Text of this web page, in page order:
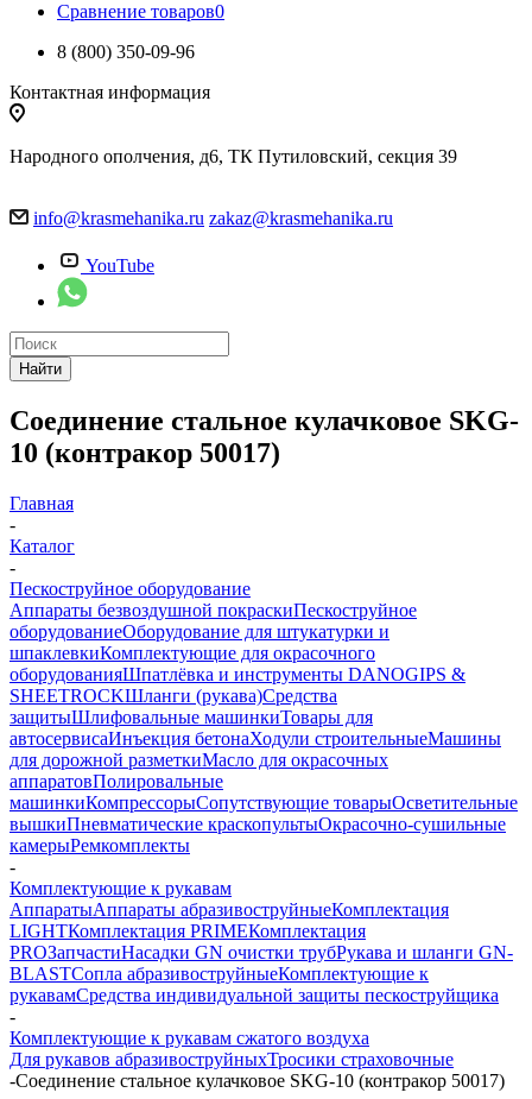
Сравнение товаров0
8 (800) 350-09-96
Контактная информация
Народного ополчения, д6, ТК Путиловский, секция 39
info@krasmehanika.ru zakaz@krasmehanika.ru
YouTube
Найти
Соединение стальное кулачковое SKG-
10 (контракор 50017)
Главная
-
Каталог
-
Пескоструйное оборудование
Аппараты безвоздушной покраскиПескоструйное
оборудованиеОборудование для штукатурки и
шпаклевкиКомплектующие для окрасочного
оборудованияШпатлёвка и инструменты DANOGIPS &
SHEETROCKШланги (рукава)Средства
защитыШлифовальные машинкиТовары для
автосервисаИнъекция бетонаХодули строительныеМашины
для дорожной разметкиМасло для окрасочных
аппаратовПолировальные
машинкиКомпрессорыСопутствующие товарыОсветительные
вышкиПневматические краскопультыОкрасочно-сушильные
камерыРемкомплекты
-
Комплектующие к рукавам
АппаратыАппараты абразивоструйныеКомплектация
LIGHTКомплектация PRIMEКомплектация
PROЗапчастиНасадки GN очистки трубРукава и шланги GN-
BLASTСопла абразивоструйныеКомплектующие к
рукавамСредства индивидуальной защиты пескоструйщика
-
Комплектующие к рукавам сжатого воздуха
Для рукавов абразивоструйныхТросики страховочные
-Соединение стальное кулачковое SKG-10 (контракор 50017)